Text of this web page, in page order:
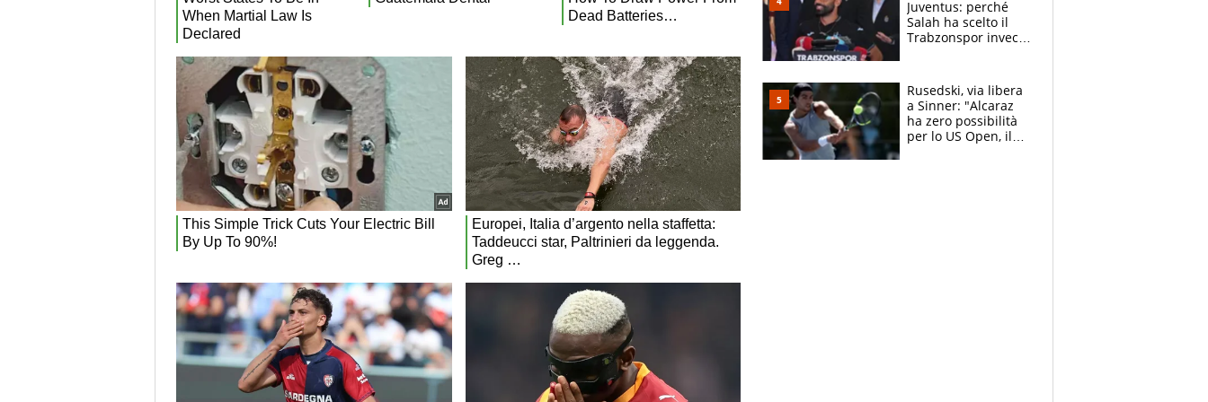
Juventus: perché
Salah ha scelto il
Trabzonspor invece
Rusedski, via libera
a Sinner: "Alcaraz
ha zero possibilità
per lo US Open, il